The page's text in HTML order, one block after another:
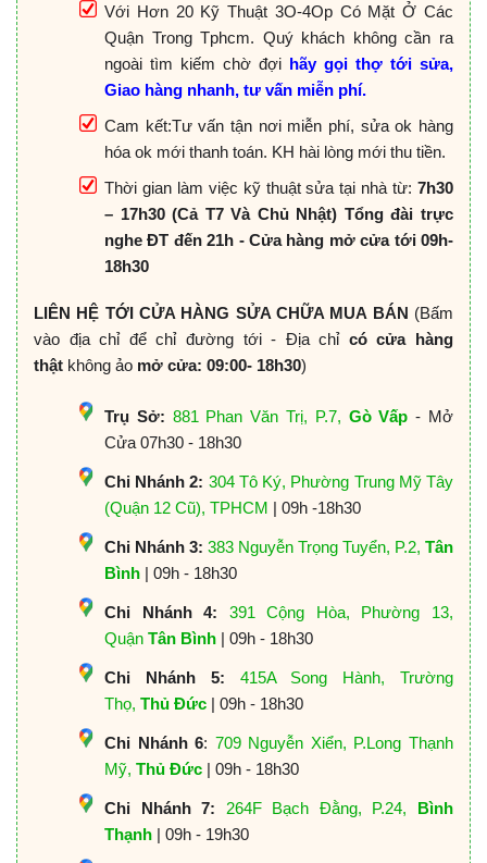
Với Hơn 20 Kỹ Thuật 3O-4Op Có Mặt Ở Các
Quận Trong Tphcm. Quý khách không cần ra
ngoài tìm kiếm chờ đợi hãy gọi thợ tới sửa,
Giao hàng nhanh, tư vấn miễn phí.
Cam kết:Tư vấn tận nơi miễn phí, sửa ok hàng
hóa ok mới thanh toán. KH hài lòng mới thu tiền.
Thời gian làm việc kỹ thuật sửa tại nhà từ: 7h30
– 17h30 (Cả T7 Và Chủ Nhật) Tổng đài trực
nghe ĐT đến 21h - Cửa hàng mở cửa tới 09h-
18h30
LIÊN HỆ TỚI CỬA HÀNG SỬA CHỮA MUA BÁN (Bấm
vào địa chỉ để chỉ đường tới - Địa chỉ có cửa hàng
thật không ảo mở cửa: 09:00- 18h30)
Trụ Sở: 881 Phan Văn Trị, P.7, Gò Vấp - Mở
Cửa 07h30 - 18h30
Chi Nhánh 2: 304 Tô Ký, Phường Trung Mỹ Tây
(Quận 12 Cũ), TPHCM | 09h -18h30
Chi Nhánh 3: 383 Nguyễn Trọng Tuyển, P.2, Tân
Bình | 09h - 18h30
Chi Nhánh 4:
391 Cộng Hòa, Phường 13,
Quận Tân Bình | 09h - 18h30
Chi Nhánh 5:
415A Song Hành, Trường
Thọ, Thủ Đức | 09h - 18h30
Chi Nhánh 6: 709 Nguyễn Xiển, P.Long Thạnh
Mỹ, Thủ Đức | 09h - 18h30
Chi Nhánh 7: 264F Bạch Đằng, P.24, Bình
Thạnh | 09h - 19h30